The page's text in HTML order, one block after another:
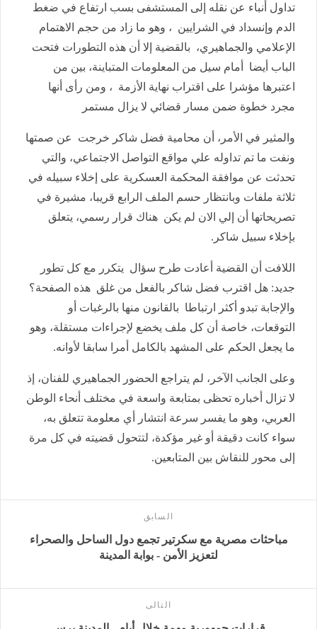
تداول أنباء عن نقله إلى المستشفى بسب ارتفاع في ضغط
الدم وإنسداد في الشرايين ، وهو ما زاد من حجم الاهتمام
الإعلامي والجماهيري، بالقضية إلا أن هذه التطورات فتحت
الباب أيضا أمام سيل من المعلومات المتباينة، بين من
اعتبرها مؤشرا على اقتراب نهاية الأزمة ، ومن رأى أنها
مجرد خطوة ضمن مسار قضائي لا يزال مستمر
والمثير في الأمر، أن محامية فضل شاكر خرجت عن صمتها
ونفت ما تم تداوله علي مواقع التواصل الاجتماعي، والتي
تحدثت عن موافقة المحكمة العسكرية على إخلاء سبيله في
ثلاثة ملفات وبانتظار حسم الملف الرابع قريبا، مشيرة في
تصريحاتها أن إلي الان لم يكن هناك قرار رسمي، يتعلق
بإخلاء سبيل شاكر.
اللافت أن القضية أعادت طرح سؤال يتكرر مع كل تطور
جديد: هل اقترب فضل شاكر بالفعل من غلق هذه الصفحة؟
والإجابة تبدو أكثر ارتباطا بالقانون منها بالرغبات أو
التوقعات، خاصة أن كل ملف يخضع لإجراءات مستقلة، وهو
ما يجعل الحكم على المشهد بالكامل أمرا سابقا لأوانه.
وعلى الجانب الآخر، لم يتراجع الحضور الجماهيري للفنان، إذ
لا تزال أخباره تحظى بمتابعة واسعة في مختلف أنحاء الوطن
العربي، وهو ما يفسر سرعة انتشار أي معلومة تتعلق به،
سواء كانت دقيقة أو غير مؤكدة، لتتحول قضيته في كل مرة
إلى محور للنقاش بين المتابعين.
السابق
مباحثات مصرية مع سكرتير تجمع دول الساحل والصحراء
لتعزيز الأمن - بوابة المدينة
التالى